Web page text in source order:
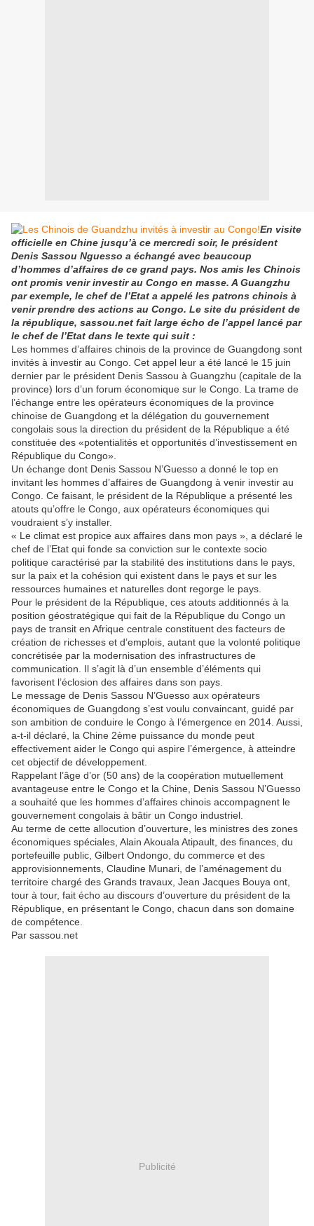
En visite
officielle en Chine jusqu’à ce mercredi soir, le président
Denis Sassou Nguesso a échangé avec beaucoup
d’hommes d’affaires de ce grand pays. Nos amis les Chinois
ont promis venir investir au Congo en masse. A Guangzhu
par exemple, le chef de l’Etat a appelé les patrons chinois à
venir prendre des actions au Congo. Le site du président de
la république, sassou.net fait large écho de l’appel lancé par
le chef de l’Etat dans le texte qui suit :
Les hommes d’affaires chinois de la province de Guangdong sont
invités à investir au Congo. Cet appel leur a été lancé le 15 juin
dernier par le président Denis Sassou à Guangzhu (capitale de la
province) lors d’un forum économique sur le Congo. La trame de
l’échange entre les opérateurs économiques de la province
chinoise de Guangdong et la délégation du gouvernement
congolais sous la direction du président de la République a été
constituée des «potentialités et opportunités d’investissement en
République du Congo».
Un échange dont Denis Sassou N’Guesso a donné le top en
invitant les hommes d’affaires de Guangdong à venir investir au
Congo. Ce faisant, le président de la République a présenté les
atouts qu’offre le Congo, aux opérateurs économiques qui
voudraient s’y installer.
« Le climat est propice aux affaires dans mon pays », a déclaré le
chef de l’Etat qui fonde sa conviction sur le contexte socio
politique caractérisé par la stabilité des institutions dans le pays,
sur la paix et la cohésion qui existent dans le pays et sur les
ressources humaines et naturelles dont regorge le pays.
Pour le président de la République, ces atouts additionnés à la
position géostratégique qui fait de la République du Congo un
pays de transit en Afrique centrale constituent des facteurs de
création de richesses et d’emplois, autant que la volonté politique
concrétisée par la modernisation des infrastructures de
communication. Il s’agit là d’un ensemble d’éléments qui
favorisent l’éclosion des affaires dans son pays.
Le message de Denis Sassou N’Guesso aux opérateurs
économiques de Guangdong s’est voulu convaincant, guidé par
son ambition de conduire le Congo à l’émergence en 2014. Aussi,
a-t-il déclaré, la Chine 2ème puissance du monde peut
effectivement aider le Congo qui aspire l’émergence, à atteindre
cet objectif de développement.
Rappelant l’âge d’or (50 ans) de la coopération mutuellement
avantageuse entre le Congo et la Chine, Denis Sassou N’Guesso
a souhaité que les hommes d’affaires chinois accompagnent le
gouvernement congolais à bâtir un Congo industriel.
Au terme de cette allocution d’ouverture, les ministres des zones
économiques spéciales, Alain Akouala Atipault, des finances, du
portefeuille public, Gilbert Ondongo, du commerce et des
approvisionnements, Claudine Munari, de l’aménagement du
territoire chargé des Grands travaux, Jean Jacques Bouya ont,
tour à tour, fait écho au discours d’ouverture du président de la
République, en présentant le Congo, chacun dans son domaine
de compétence.
Par sassou.net
Publicité